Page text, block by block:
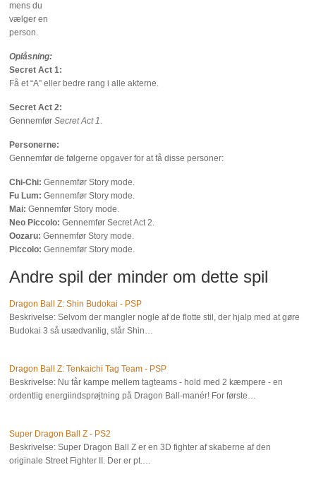
mens du
vælger en
person.
Oplåsning:
Secret Act 1:
Få et “A” eller bedre rang i alle akterne.
Secret Act 2:
GennemførSecret Act 1.
Personerne:
Gennemfør de følgerne opgaver for at få disse personer:
Chi-Chi: Gennemfør Story mode.
Fu Lum: Gennemfør Story mode.
Mai: Gennemfør Story mode.
Neo Piccolo: Gennemfør Secret Act 2.
Oozaru: Gennemfør Story mode.
Piccolo: Gennemfør Story mode.
Andre spil der minder om dette spil
Dragon Ball Z: Shin Budokai - PSP
Beskrivelse: Selvom der mangler nogle af de flotte stil, der hjalp med at gøre
Budokai 3 så usædvanlig, står Shin…
Dragon Ball Z: Tenkaichi Tag Team - PSP
Beskrivelse: Nu får kampe mellem tagteams - hold med 2 kæmpere - en
ordentlig energiindsprøjtning på Dragon Ball-manér! For første…
Super Dragon Ball Z - PS2
Beskrivelse: Super Dragon Ball Z er en 3D fighter af skaberne af den
originale Street Fighter II. Der er pt.…